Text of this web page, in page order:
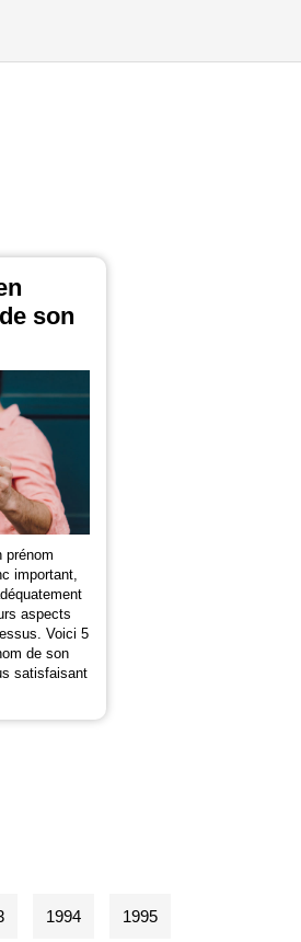
son
prénom
important,
aspects
Voici 5
de son
satisfaisant
1994 1995